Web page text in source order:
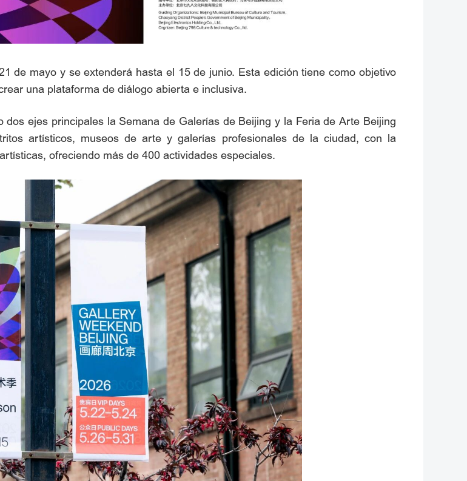
de mayo y se extenderá hasta el 15 de junio. Esta edición tiene como objetivo
una plataforma de diálogo abierta e inclusiva.
ejes principales la Semana de Galerías de Beijing y la Feria de Arte Beijing
artísticos, museos de arte y galerías profesionales de la ciudad, con la
ofreciendo más de 400 actividades especiales.